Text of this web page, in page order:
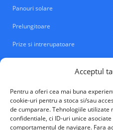
Acceptul
Pentru a oferi cea mai buna
cookie-uri pentru a stoca si/sau
de cumparare. Tehnologiile utilizate
confidentiale, ci ID-uri unice
comportamentul de navigare. Fara
Panouri solare
Prelungitoare
Prize si intrerupatoare
VALM Electrical